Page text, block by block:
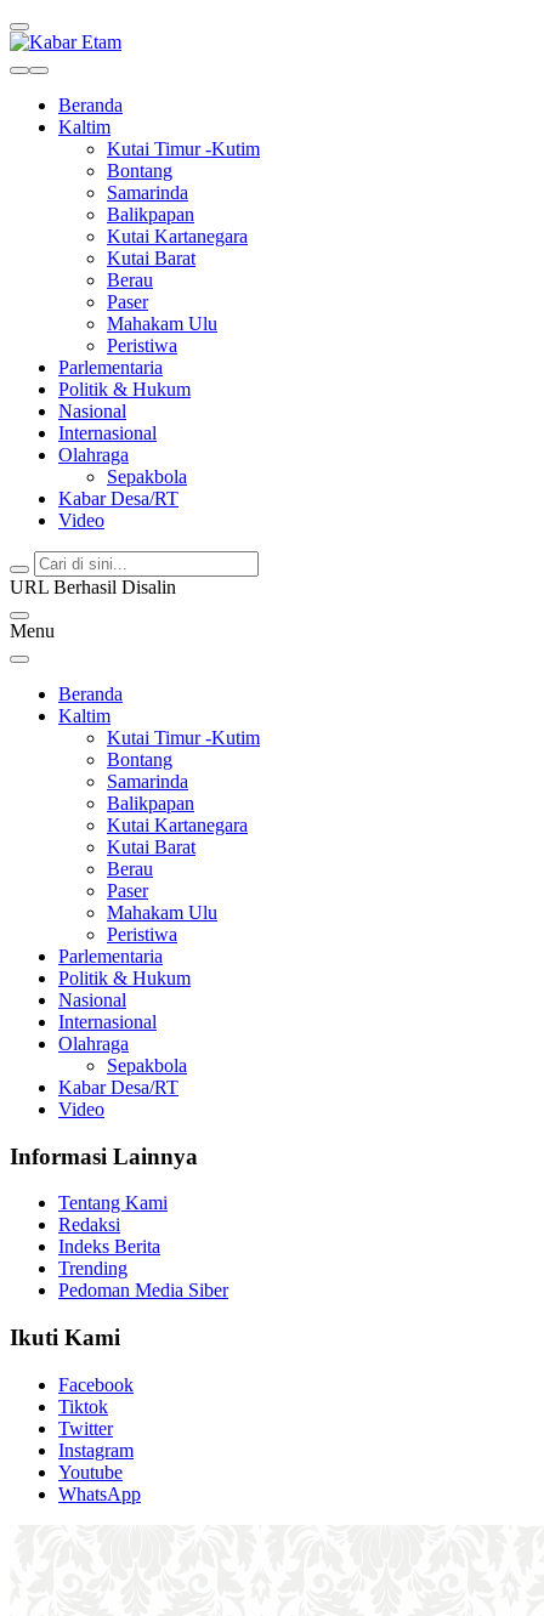
Beranda
Kaltim
Kutai Timur -Kutim
Bontang
Samarinda
Balikpapan
Kutai Kartanegara
Kutai Barat
Berau
Paser
Mahakam Ulu
Peristiwa
Parlementaria
Politik & Hukum
Nasional
Internasional
Olahraga
Sepakbola
Kabar Desa/RT
Video
URL Berhasil Disalin
Menu
Beranda
Kaltim
Kutai Timur -Kutim
Bontang
Samarinda
Balikpapan
Kutai Kartanegara
Kutai Barat
Berau
Paser
Mahakam Ulu
Peristiwa
Parlementaria
Politik & Hukum
Nasional
Internasional
Olahraga
Sepakbola
Kabar Desa/RT
Video
Informasi Lainnya
Tentang Kami
Redaksi
Indeks Berita
Trending
Pedoman Media Siber
Ikuti Kami
Facebook
Tiktok
Twitter
Instagram
Youtube
WhatsApp